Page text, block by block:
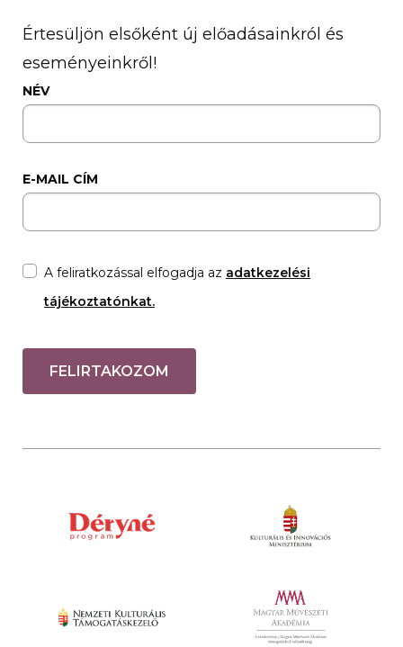
Értesüljön elsőként új előadásainkról és
eseményeinkről!
NÉV
E-MAIL CÍM
A feliratkozással elfogadja az adatkezelési
tájékoztatónkat.
FELIRTAKOZOM